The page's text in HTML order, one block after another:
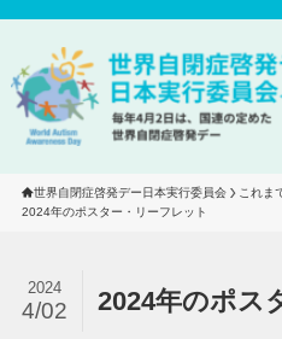
世界自閉症啓発デー日本実行委員会
これま
2024年のポスター・リーフレット
2024年のポス
2024
4/02